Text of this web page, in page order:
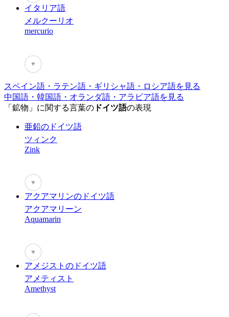
イタリア語
メルクーリオ
mercurio
♥
スペイン語・ラテン語・ギリシャ語・ロシア語を見る
中国語・韓国語・オランダ語・アラビア語を見る
「鉱物」に関する言葉の ドイツ語の表現
亜鉛のドイツ語
ツィンク
Zink
♥
アクアマリンのドイツ語
アクアマリーン
Aquamarin
♥
アメジストのドイツ語
アメティスト
Amethyst